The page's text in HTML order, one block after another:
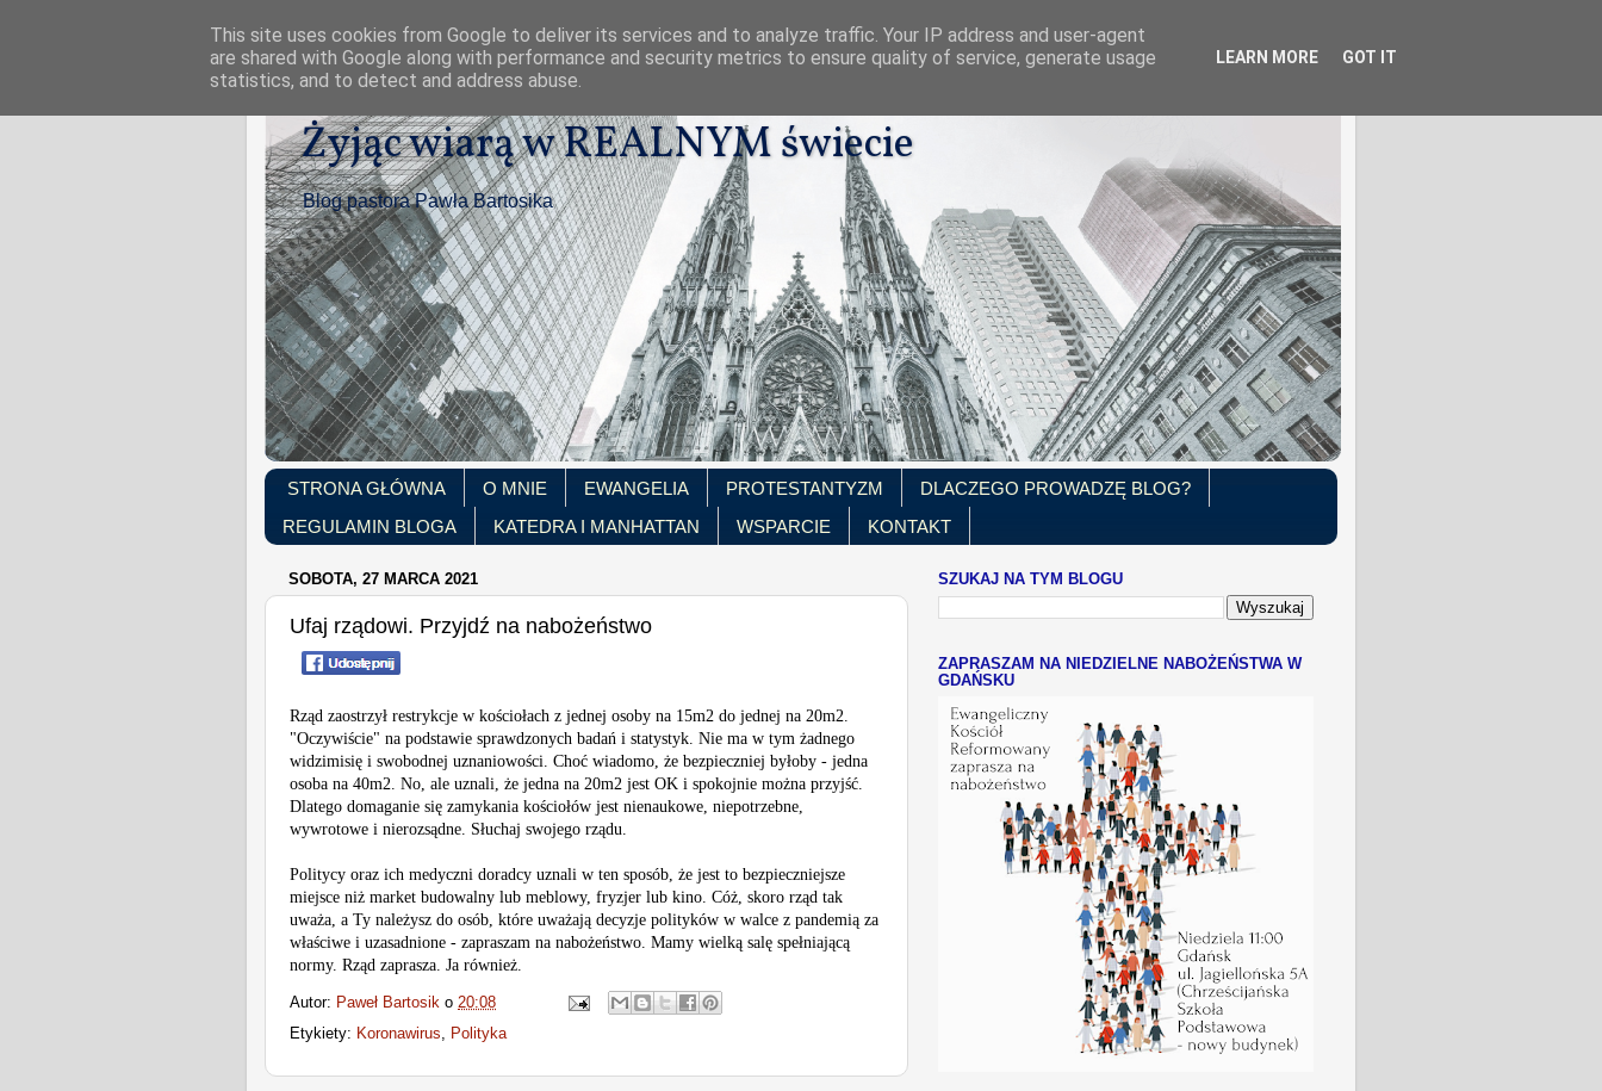
Żyjąc wiarą w REALNYM świecie
Blog pastora Pawła Bartosika
STRONA GŁÓWNA O MNIE EWANGELIA PROTESTANTYZM
DLACZEGO PROWADZĘ BLOG?
REGULAMIN BLOGA
KATEDRA I MANHATTAN WSPARCIE KONTAKT
SOBOTA, 27 MARCA 2021
Ufaj rządowi. Przyjdź na nabożeństwo
Rząd zaostrzył restrykcje w kościołach z jednej osoby na 15m2 do jednej na 20m2.
"Oczywiście" na podstawie sprawdzonych badań i statystyk. Nie ma w tym żadnego
widzimisię i swobodnej uznaniowości. Choć wiadomo, że bezpieczniej byłoby - jedna
osoba na 40m2. No, ale uznali, że jedna na 20m2 jest OK i spokojnie można przyjść.
Dlatego domaganie się zamykania kościołów jest nienaukowe, niepotrzebne,
wywrotowe i nierozsądne. Słuchaj swojego rządu.
Politycy oraz ich medyczni doradcy uznali w ten sposób, że jest to bezpieczniejsze
miejsce niż market budowalny lub meblowy, fryzjer lub kino. Cóż, skoro rząd tak
uważa, a Ty należysz do osób, które uważają decyzje polityków w walce z pandemią za
właściwe i uzasadnione - zapraszam na nabożeństwo. Mamy wielką salę spełniającą
normy. Rząd zaprasza. Ja również.
Autor: Paweł Bartosik o 20:08
Etykiety: Koronawirus, Polityka
SZUKAJ NA TYM BLOGU
ZAPRASZAM NA NIEDZIELNE NABOŻEŃSTWA W
GDAŃSKU
This site uses cookies from Google to deliver its services and to analyze traffic. Your IP address and user-agent
are shared with Google along with performance and security metrics to ensure quality of service, generate usage
statistics, and to detect and address abuse.
LEARN MORE GOT IT